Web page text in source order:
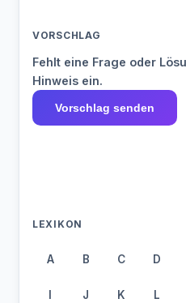
VORSCHLAG
Fehlt eine Frage oder
Hinweis ein.
Vorschlag senden
LEXIKON
A B C D
I J K L